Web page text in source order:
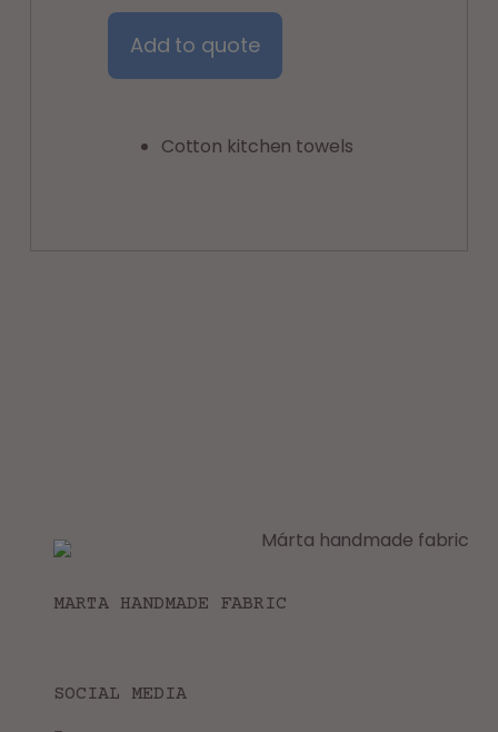
Add to quote
Cotton kitchen towels
MARTA HANDMADE FABRIC
SOCIAL MEDIA